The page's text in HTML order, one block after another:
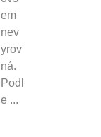
em
nev
yrov
ná.
Podl
e ...